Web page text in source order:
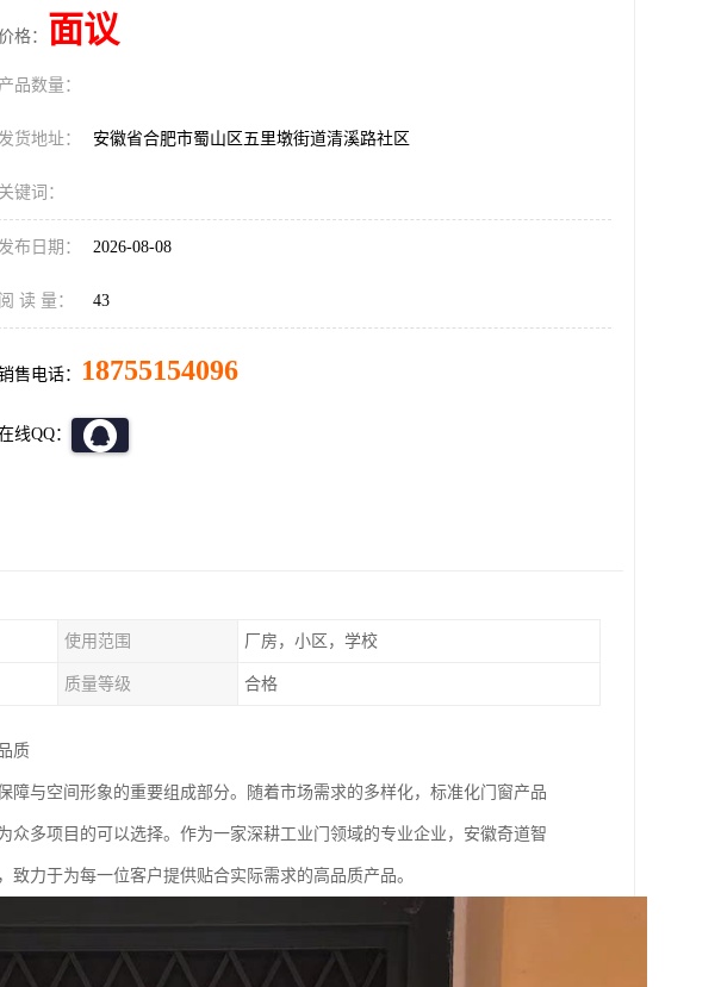
格： 面议
产品数量：
货地址： 安徽省合肥市蜀山区五里墩街道清溪路社区
关键词：
布日期： 2026-08-08
阅 读 量： 43
售电话： 18755154096
线QQ：
使用范围 厂房，小区，学校
质量等级 合格
质
与空间形象的重要组成部分。随着市场需求的多样化，标准化门窗产品
众多项目的可以选择。作为一家深耕工业门领域的专业企业，安徽奇道智
力于为每一位客户提供贴合实际需求的高品质产品。